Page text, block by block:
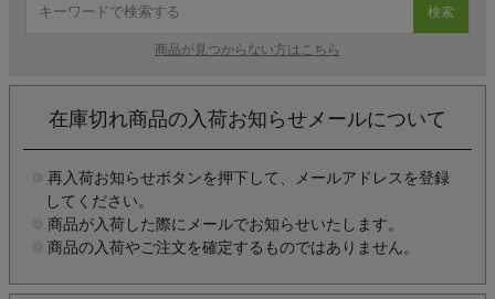
検索
商品が見つからない方はこちら
在庫切れ商品の入荷お知らせメールについて
再入荷お知らせボタンを押下して、メールアドレスを登録
してください。
商品が入荷した際にメールでお知らせいたします。
商品の入荷やご注文を確定するものではありません。